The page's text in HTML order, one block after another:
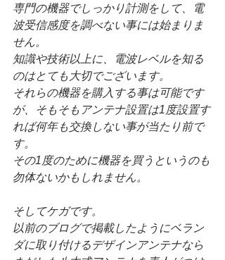
専門の機器でしっかり計測をして、電
波受信感度を調べない事には始まりま
せん。
知識や技術以上に、電波レベルを知る
のはとても大切でございます。
それらの機器を購入する事は可能です
が、そもそもアンテナ設置は1度設置す
れば何年も交換しない事が当たり前で
す。
その1度のために機器を買うというのも
勿体ないかもしれません。
そしてケガです。
以前のブログで掲載したようにベラン
ダに取り付けるデザインアンテナなら